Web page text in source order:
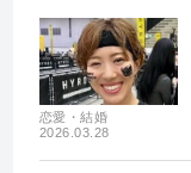
恋愛・結婚
2026.03.28